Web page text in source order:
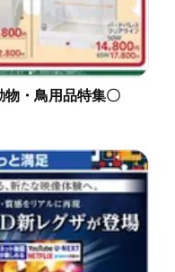
物・鳥用品特集〇